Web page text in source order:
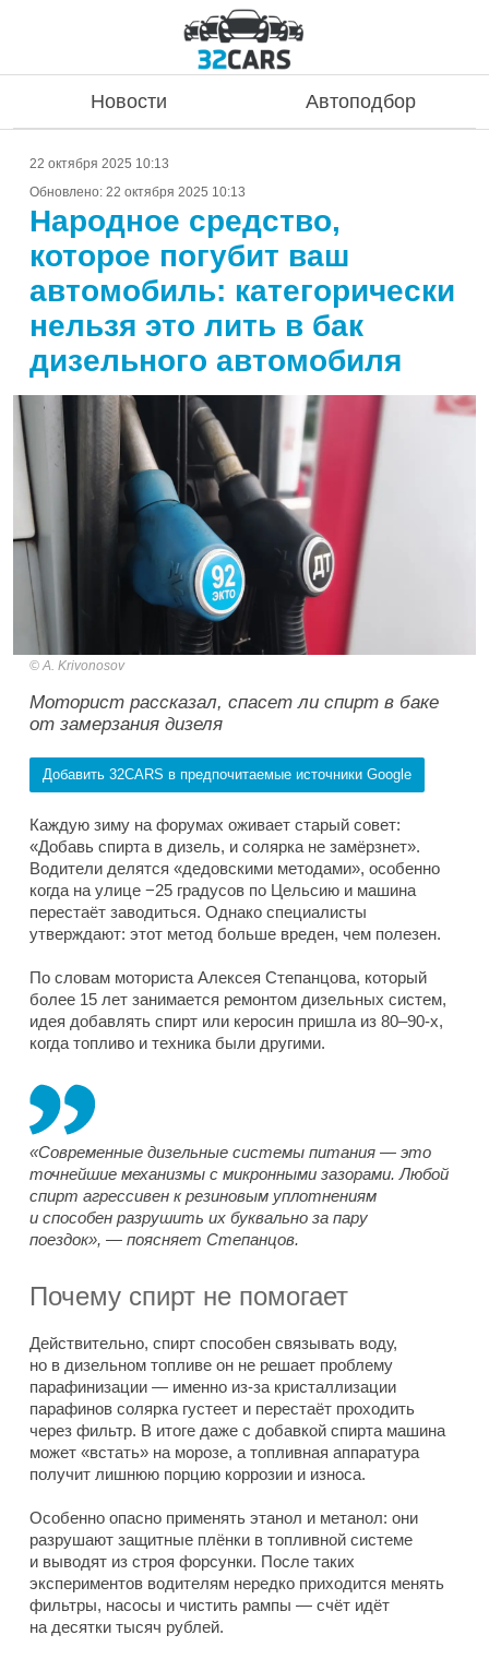
Новости Автоподбор
22 октября 2025 10:13
Обновлено: 22 октября 2025 10:13
Народное средство,
которое погубит ваш
автомобиль: категорически
нельзя это лить в бак
дизельного автомобиля
A. Krivonosov
Моторист рассказал, спасет ли спирт в баке
от замерзания дизеля
Добавить 32CARS в предпочитаемые источники Google
Каждую зиму на форумах оживает старый совет:
«Добавь спирта в дизель, и солярка не замёрзнет».
Водители делятся «дедовскими методами», особенно
когда на улице −25 градусов по Цельсию и машина
перестаёт заводиться. Однако специалисты
утверждают: этот метод больше вреден, чем полезен.
По словам моториста Алексея Степанцова, который
более 15 лет занимается ремонтом дизельных систем,
идея добавлять спирт или керосин пришла из 80–90-х,
когда топливо и техника были другими.
«Современные дизельные системы питания — это
точнейшие механизмы с микронными зазорами. Любой
спирт агрессивен к резиновым уплотнениям
и способен разрушить их буквально за пару
поездок», — поясняет Степанцов.
Почему спирт не помогает
Действительно, спирт способен связывать воду,
но в дизельном топливе он не решает проблему
парафинизации — именно из-за кристаллизации
парафинов солярка густеет и перестаёт проходить
через фильтр. В итоге даже с добавкой спирта машина
может «встать» на морозе, а топливная аппаратура
получит лишнюю порцию коррозии и износа.
Особенно опасно применять этанол и метанол: они
разрушают защитные плёнки в топливной системе
и выводят из строя форсунки. После таких
экспериментов водителям нередко приходится менять
фильтры, насосы и чистить рампы — счёт идёт
на десятки тысяч рублей.